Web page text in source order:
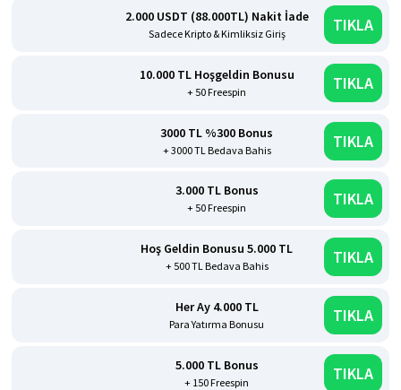
2.000 USDT (88.000TL) Nakit İade
Sadece Kripto & Kimliksiz Giriş TIKLA
10.000 TL Hoşgeldin Bonusu
+ 50 Freespin TIKLA
3000 TL %300 Bonus
+ 3000 TL Bedava Bahis TIKLA
3.000 TL Bonus
+ 50 Freespin TIKLA
Hoş Geldin Bonusu 5.000 TL
+ 500 TL Bedava Bahis TIKLA
Her Ay 4.000 TL
Para Yatırma Bonusu TIKLA
5.000 TL Bonus
+ 150 Freespin TIKLA